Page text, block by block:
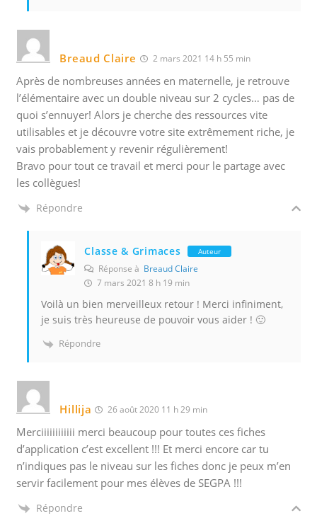
Breaud Claire 2 mars 2021 14 h 55 min
Après de nombreuses années en maternelle, je retrouve
l’élémentaire avec un double niveau sur 2 cycles… pas de
quoi s’ennuyer! Alors je cherche des ressources vite
utilisables et je découvre votre site extrêmement riche, je
vais probablement y revenir régulièrement!
Bravo pour tout ce travail et merci pour le partage avec
les collègues!
Répondre
Classe & Grimaces Auteur
Réponse à Breaud Claire
7 mars 2021 8 h 19 min
Voilà un bien merveilleux retour ! Merci infiniment,
je suis très heureuse de pouvoir vous aider ! 🙂
Répondre
Hillija 26 août 2020 11 h 29 min
Merciiiiiiiiiiii merci beaucoup pour toutes ces fiches
d’application c’est excellent !!! Et merci encore car tu
n’indiques pas le niveau sur les fiches donc je peux m’en
servir facilement pour mes élèves de SEGPA !!!
Répondre